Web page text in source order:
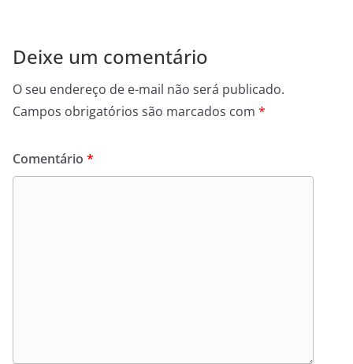
Deixe um comentário
O seu endereço de e-mail não será publicado.
Campos obrigatórios são marcados com *
Comentário *